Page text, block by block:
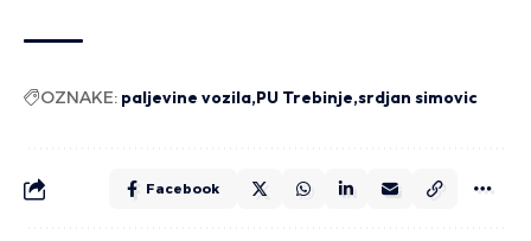
OZNAKE: paljevine vozila PU Trebinje srdjan simovic
Facebook